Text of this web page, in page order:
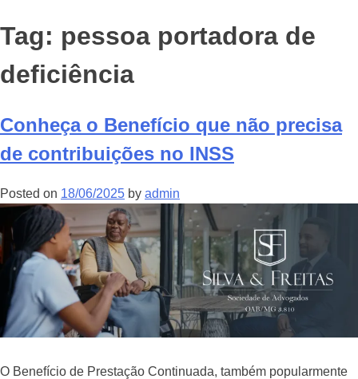
Tag: pessoa portadora de
deficiência
Conheça o Benefício que não precisa
de contribuições no INSS
Posted on 18/06/2025 by admin
O Benefício de Prestação Continuada, também popularmente